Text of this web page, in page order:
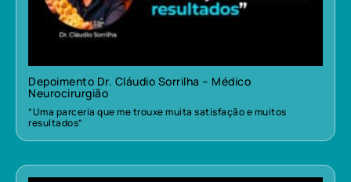
Depoimento Dr. Cláudio Sorrilha – Médico
Neurocirurgião
“Uma parceria que me trouxe muita satisfação e muitos
resultados”